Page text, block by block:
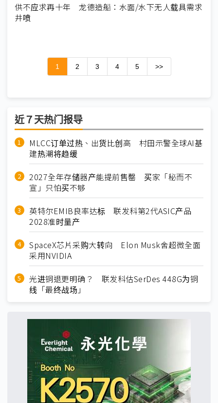
供不应求再十年 龙德造船：水面/水下无人载具需求
井喷
1 2 3 4 5 >>
近７天热门报导
MLCC订单过热、出货比创高 村田示警全球AI基
建热潮将趋缓
2027全年存储器产能提前售罄 买家「秘而不
宣」只怕买不够
英特尔EMIB良率达标 联发科第2代ASIC产品
2028准时量产
SpaceX芯片采购大转向 Elon Musk舍超微全面
采用NVIDIA
光进铜退更明确？ 联发科估SerDes 448G为铜
线「最终战场」